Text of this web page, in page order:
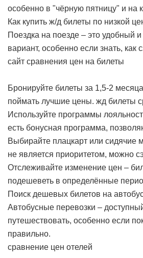
особенно в "чёрную пятницу" и на
Как купить ж/д билеты по низкой
Поездка на поезде – это удобный
вариант, особенно если знать, как
сайт сравнения цен на билеты
Бронируйте билеты за 1,5-2
поймать лучшие цены. жд билеты
Используйте программы
есть бонусная программа,
Выбирайте плацкарт или сидячие
не является приоритетом, можно
Отслеживайте изменение цен –
подешеветь в определённые
Поиск дешевых билетов на
Автобусные перевозки –
путешествовать, особенно если
правильно.
сравнение цен отелей